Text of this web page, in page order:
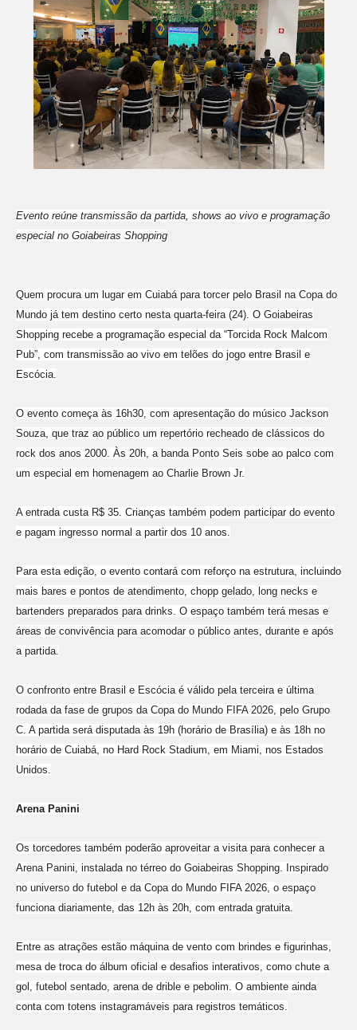
Evento reúne transmissão da partida, shows ao vivo e programação
especial no Goiabeiras Shopping
Quem procura um lugar em Cuiabá para torcer pelo Brasil na Copa do
Mundo já tem destino certo nesta quarta-feira (24). O Goiabeiras
Shopping recebe a programação especial da “Torcida Rock Malcom
Pub”, com transmissão ao vivo em telões do jogo entre Brasil e
Escócia.
O evento começa às 16h30, com apresentação do músico Jackson
Souza, que traz ao público um repertório recheado de clássicos do
rock dos anos 2000. Às 20h, a banda Ponto Seis sobe ao palco com
um especial em homenagem ao Charlie Brown Jr.
A entrada custa R$ 35. Crianças também podem participar do evento
e pagam ingresso normal a partir dos 10 anos.
Para esta edição, o evento contará com reforço na estrutura, incluindo
mais bares e pontos de atendimento, chopp gelado, long necks e
bartenders preparados para drinks. O espaço também terá mesas e
áreas de convivência para acomodar o público antes, durante e após
a partida.
O confronto entre Brasil e Escócia é válido pela terceira e última
rodada da fase de grupos da Copa do Mundo FIFA 2026, pelo Grupo
C. A partida será disputada às 19h (horário de Brasília) e às 18h no
horário de Cuiabá, no Hard Rock Stadium, em Miami, nos Estados
Unidos.
Arena Panini
Os torcedores também poderão aproveitar a visita para conhecer a
Arena Panini, instalada no térreo do Goiabeiras Shopping. Inspirado
no universo do futebol e da Copa do Mundo FIFA 2026, o espaço
funciona diariamente, das 12h às 20h, com entrada gratuita.
Entre as atrações estão máquina de vento com brindes e figurinhas,
mesa de troca do álbum oficial e desafios interativos, como chute a
gol, futebol sentado, arena de drible e pebolim. O ambiente ainda
conta com totens instagramáveis para registros temáticos.